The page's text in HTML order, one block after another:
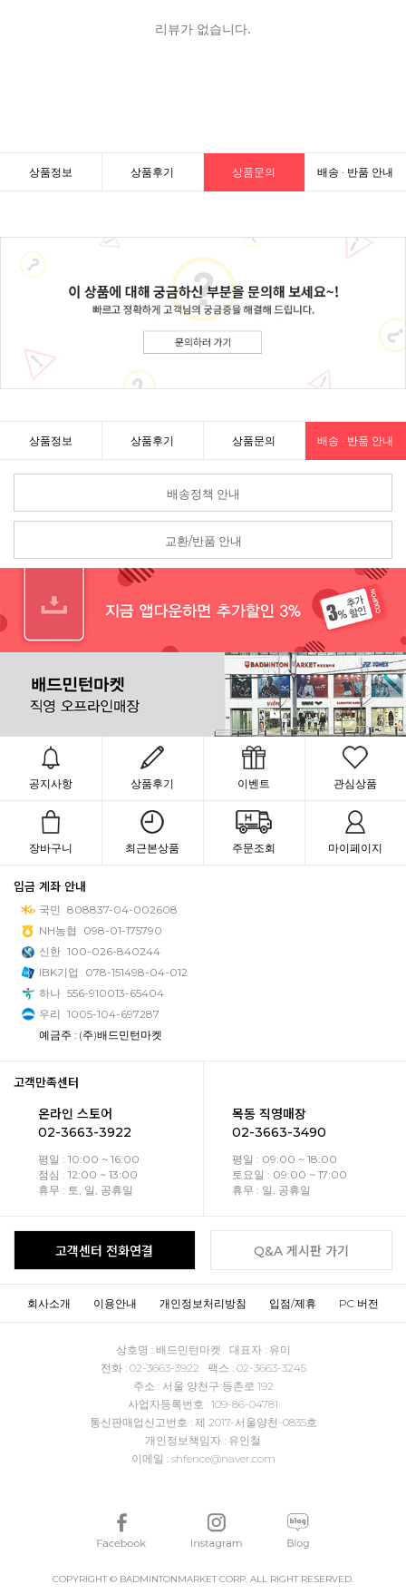
상품정보 상품후기 상품문의 배송 · 반품 안내
상품정보 상품후기 상품문의 배송 · 반품 안내
배송정책 안내
교환/반품 안내
공지사항 상품후기 이벤트 관심상품
장바구니 최근본상품 주문조회 마이페이지
입금 계좌 안내
국민 808837-04-002608
NH농협
098-01-175790
신한 100-026-840244
IBK기업
078-151498-04-012
하나 556-910013-65404
우리 1005-104-697287
예금주 : (주)배드민턴마켓
고객만족센터
온라인 스토어
02-3663-3922
평일 : 10:00 ~ 16:00
점심 : 12:00 ~ 13:00
휴무 : 토, 일, 공휴일
목동 직영매장
02-3663-3490
평일 : 09:00 ~ 18:00
토요일 : 09:00 ~ 17:00
휴무 : 일, 공휴일
고객센터 전화연결 Q&A 게시판 가기
회사소개 이용안내 개인정보처리방침 입점/제휴 PC 버전
상호명 : 배드민턴마켓 대표자 : 유미
전화 : 02-3663-3922 팩스 : 02-3663-3245
주소 : 서울 양천구 등촌로 192
사업자등록번호 : 109-86-04781
통신판매업신고번호 : 제 2017-서울양천-0835호
개인정보책임자 : 유인철
이메일 : shfence@naver.com
COPYRIGHT © BADMINTONMARKET CORP. ALL RIGHT RESERVED.